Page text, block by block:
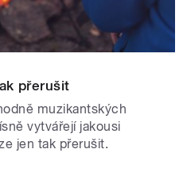
přerušit
muzikantských
vytvářejí jakousi
jen tak přerušit.